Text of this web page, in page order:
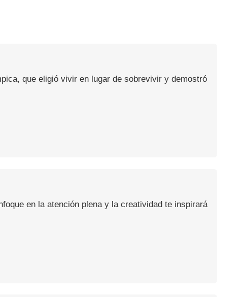
que eligió vivir en lugar de sobrevivir y demostró
en la atención plena y la creatividad te inspirará